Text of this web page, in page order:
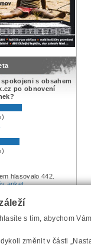
s obsahem
po obnovení
hlasovalo 442.
anket.
Vytvořilo
s tím, abychom
změnit v části